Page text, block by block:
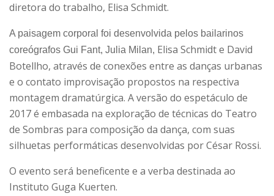
diretora do trabalho, Elisa Schmidt.
A paisagem corporal foi desenvolvida pelos bailarinos
coreógrafos Gui Fant, Julia Milan, Elisa Schmidt e David
Botellho, através de conexões entre as danças urbanas
e o contato improvisação propostos na respectiva
montagem dramatúrgica. A versão do espetáculo de
2017 é embasada na exploração de técnicas do Teatro
de Sombras para composição da dança, com suas
silhuetas performáticas desenvolvidas por César Rossi.
O evento será beneficente e a verba destinada ao
Instituto Guga Kuerten.